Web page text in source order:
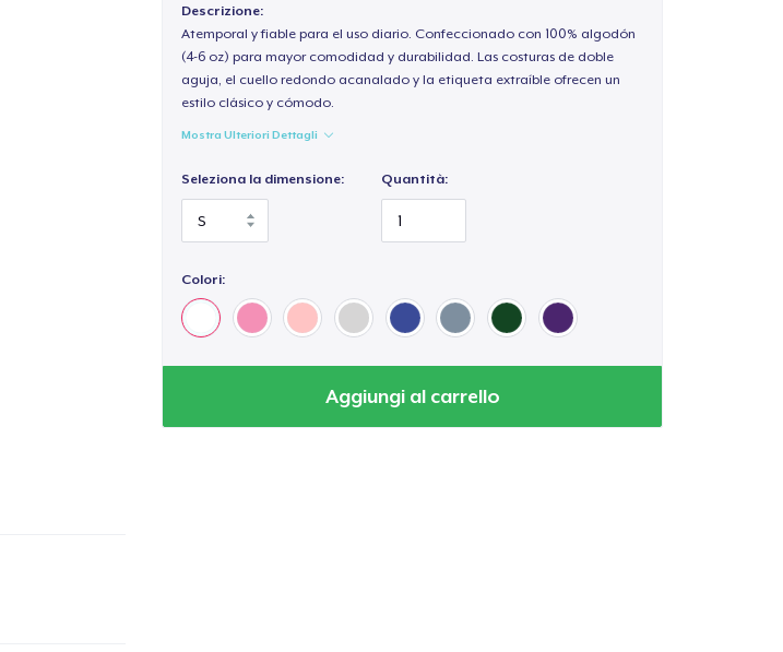
Descrizione:
Atemporal y fiable para el uso diario. Confeccionado con 100% algodón
(4-6 oz) para mayor comodidad y durabilidad. Las costuras de doble
aguja, el cuello redondo acanalado y la etiqueta extraíble ofrecen un
estilo clásico y cómodo.
Mostra Ulteriori Dettagli
Seleziona la dimensione: Quantità:
Colori:
Aggiungi al carrello